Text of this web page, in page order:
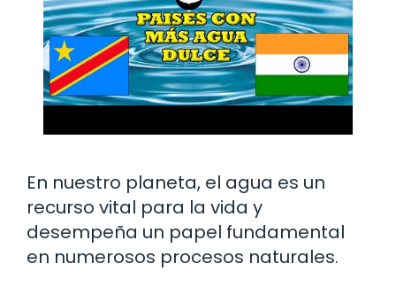
En nuestro planeta, el agua es un
recurso vital para la vida y
desempeña un papel fundamental
en numerosos procesos naturales.